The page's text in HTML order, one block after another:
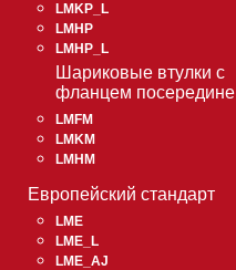
LMKP_L
LMHP
LMHP_L
Шариковые втулки с
фланцем посередине
LMFM
LMKM
LMHM
Европейский стандарт
LME
LME_L
LME_AJ